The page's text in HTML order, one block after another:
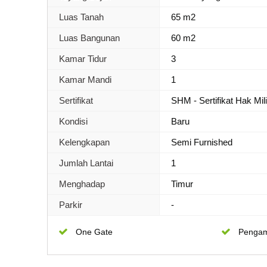
Luas Tanah 65 m2
Luas Bangunan 60 m2
Kamar Tidur 3
Kamar Mandi 1
Sertifikat SHM - Sertifikat Hak
Kondisi Baru
Kelengkapan Semi Furnished
Jumlah Lantai 1
Menghadap Timur
Parkir -
One Gate